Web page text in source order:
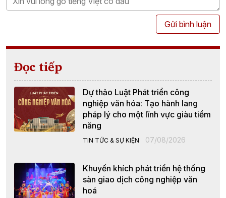
Gửi bình luận
Đọc tiếp
Dự thảo Luật Phát triển công
nghiệp văn hóa: Tạo hành lang
pháp lý cho một lĩnh vực giàu tiềm
năng
TIN TỨC & SỰ KIỆN 07/08/2026
Khuyến khích phát triển hệ thống
sàn giao dịch công nghiệp văn
hoá